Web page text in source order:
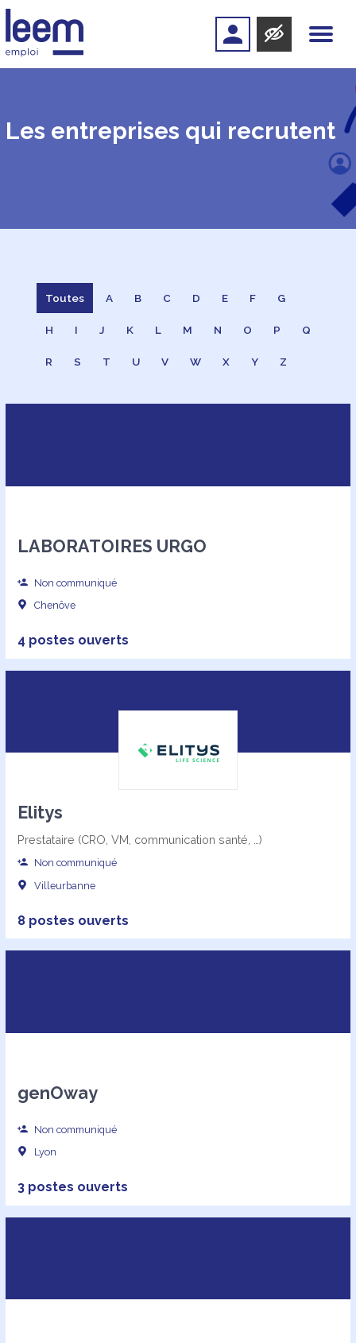
Les entreprises qui recrutent
Toutes A B C D E F G
H I J K L M N O P Q
R S T U V W X Y Z
LABORATOIRES URGO
Non communiqué
Chenôve
4 postes ouverts
Elitys
Prestataire (CRO, VM, communication santé, …)
Non communiqué
Villeurbanne
8 postes ouverts
genOway
Non communiqué
Lyon
3 postes ouverts